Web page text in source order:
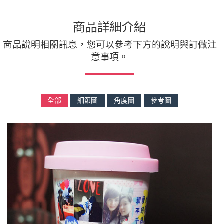
商品詳細介紹
商品說明相關訊息，您可以參考下方的說明與訂做注
意事項。
全部 細節圖 角度圖 參考圖